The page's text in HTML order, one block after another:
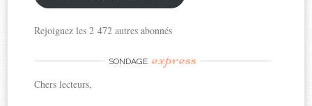
Rejoignez les 2 472 autres abonnés
SONDAGE express
Chers lecteurs,